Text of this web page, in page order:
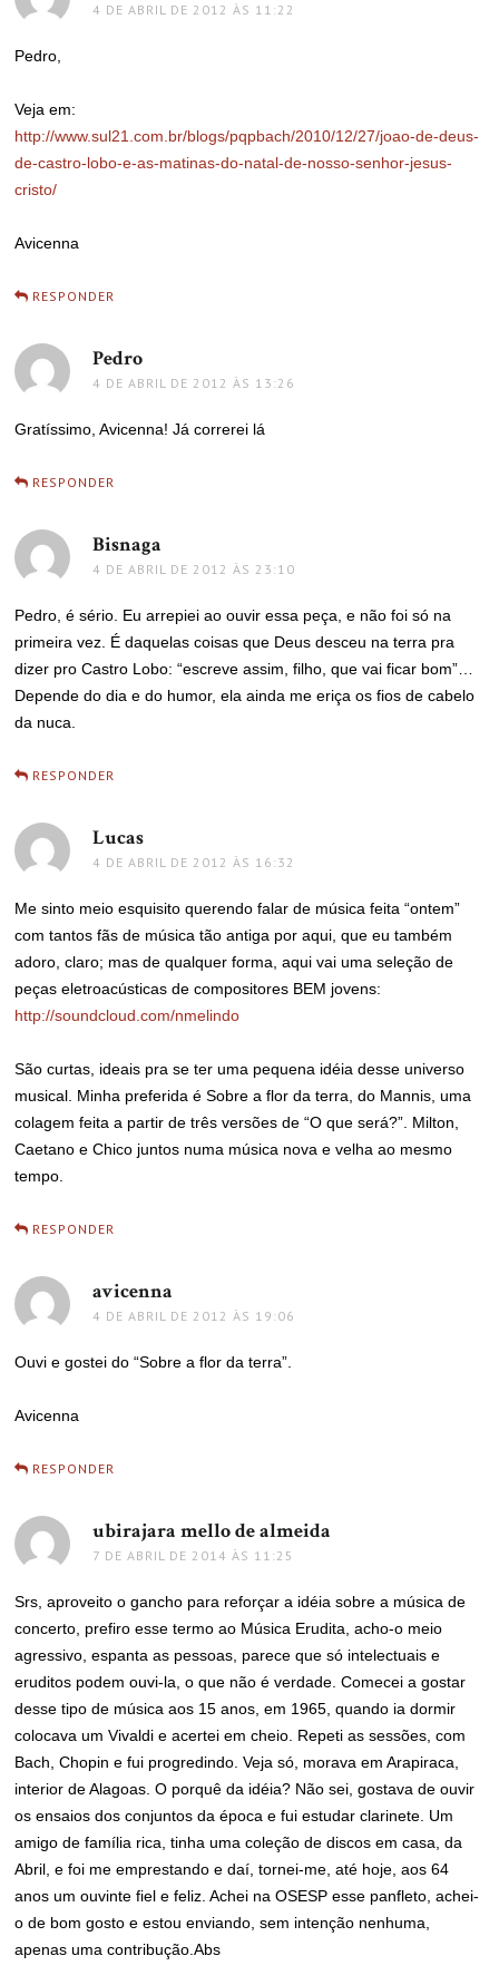
4 DE ABRIL DE 2012 ÀS 11:22
Pedro,
Veja em:
http://www.sul21.com.br/blogs/pqpbach/2010/12/27/joao-de-deus-
de-castro-lobo-e-as-matinas-do-natal-de-nosso-senhor-jesus-
cristo/
Avicenna
RESPONDER
Pedro
4 DE ABRIL DE 2012 ÀS 13:26
Gratíssimo, Avicenna! Já correrei lá
RESPONDER
Bisnaga
4 DE ABRIL DE 2012 ÀS 23:10
Pedro, é sério. Eu arrepiei ao ouvir essa peça, e não foi só na
primeira vez. É daquelas coisas que Deus desceu na terra pra
dizer pro Castro Lobo: “escreve assim, filho, que vai ficar bom”…
Depende do dia e do humor, ela ainda me eriça os fios de cabelo
da nuca.
RESPONDER
Lucas
4 DE ABRIL DE 2012 ÀS 16:32
Me sinto meio esquisito querendo falar de música feita “ontem”
com tantos fãs de música tão antiga por aqui, que eu também
adoro, claro; mas de qualquer forma, aqui vai uma seleção de
peças eletroacústicas de compositores BEM jovens:
http://soundcloud.com/nmelindo
São curtas, ideais pra se ter uma pequena idéia desse universo
musical. Minha preferida é Sobre a flor da terra, do Mannis, uma
colagem feita a partir de três versões de “O que será?”. Milton,
Caetano e Chico juntos numa música nova e velha ao mesmo
tempo.
RESPONDER
avicenna
4 DE ABRIL DE 2012 ÀS 19:06
Ouvi e gostei do “Sobre a flor da terra”.
Avicenna
RESPONDER
ubirajara mello de almeida
7 DE ABRIL DE 2014 ÀS 11:25
Srs, aproveito o gancho para reforçar a idéia sobre a música de
concerto, prefiro esse termo ao Música Erudita, acho-o meio
agressivo, espanta as pessoas, parece que só intelectuais e
eruditos podem ouvi-la, o que não é verdade. Comecei a gostar
desse tipo de música aos 15 anos, em 1965, quando ia dormir
colocava um Vivaldi e acertei em cheio. Repeti as sessões, com
Bach, Chopin e fui progredindo. Veja só, morava em Arapiraca,
interior de Alagoas. O porquê da idéia? Não sei, gostava de ouvir
os ensaios dos conjuntos da época e fui estudar clarinete. Um
amigo de família rica, tinha uma coleção de discos em casa, da
Abril, e foi me emprestando e daí, tornei-me, até hoje, aos 64
anos um ouvinte fiel e feliz. Achei na OSESP esse panfleto, achei-
o de bom gosto e estou enviando, sem intenção nenhuma,
apenas uma contribução.Abs